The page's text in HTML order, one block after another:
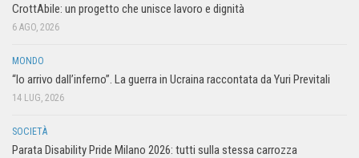
CrottAbile: un progetto che unisce lavoro e dignità
6 AGO, 2026
MONDO
“Io arrivo dall’inferno”. La guerra in Ucraina raccontata da Yuri Previtali
14 LUG, 2026
SOCIETÀ
Parata Disability Pride Milano 2026: tutti sulla stessa carrozza